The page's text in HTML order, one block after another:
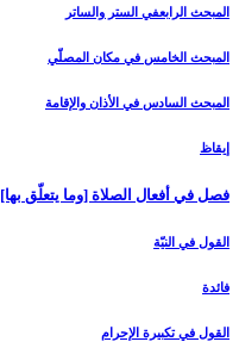
المبحث الرابع‏في الستر والساتر
المبحث الخامس ‏في مكان المصلّي‏
المبحث السادس‏ في الأذان والإقامة
إيقاظ
فصل في أفعال الصلاة [وما يتعلّق بها]
القول في النيّة
فائدة
القول في تكبيرة الإحرام‏